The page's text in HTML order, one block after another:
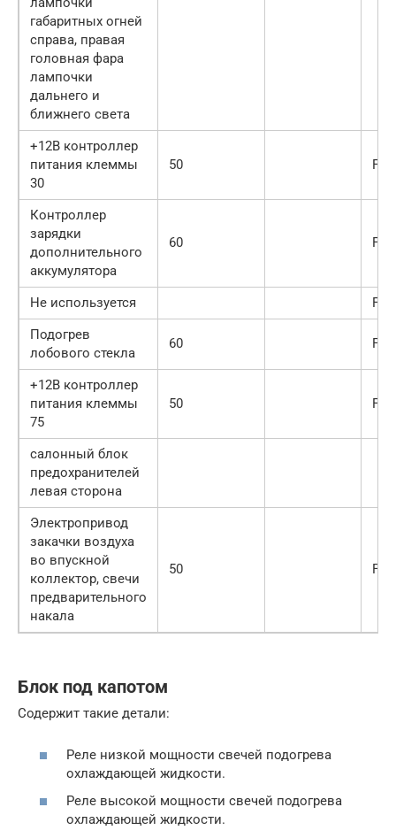
габаритных огней
справа, правая
головная фара
лампочки
дальнего и
ближнего света
+12В контроллер
питания клеммы
30
50 F49
Контроллер
зарядки
дополнительного
аккумулятора
60 F50
Не используется
F51
Подогрев
лобового стекла
60 F52
+12В контроллер
питания клеммы
75
50 F53
салонный блок
предохранителей
левая сторона
Электропривод
закачки воздуха
во впускной
коллектор, свечи
предварительного
накала
50 F54
Блок под капотом
Содержит такие детали:
Реле низкой мощности свечей подогрева
охлаждающей жидкости.
Реле высокой мощности свечей подогрева
охлаждающей жидкости.